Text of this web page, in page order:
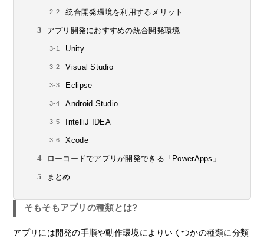
統合開発環境を利用するメリット
アプリ開発におすすめの統合開発環境
Unity
Visual Studio
Eclipse
Android Studio
IntelliJ IDEA
Xcode
ローコードでアプリが開発できる「PowerApps」
まとめ
そもそもアプリの種類とは?
アプリには開発の手順や動作環境によりいくつかの種類に分類